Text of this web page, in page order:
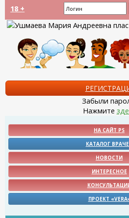
18 +
Забыли
Нажмите
НА САЙТ PS
КАТАЛОГ
НОВОСТИ
ИНТЕРЕСНОЕ
ПРОЕКТ